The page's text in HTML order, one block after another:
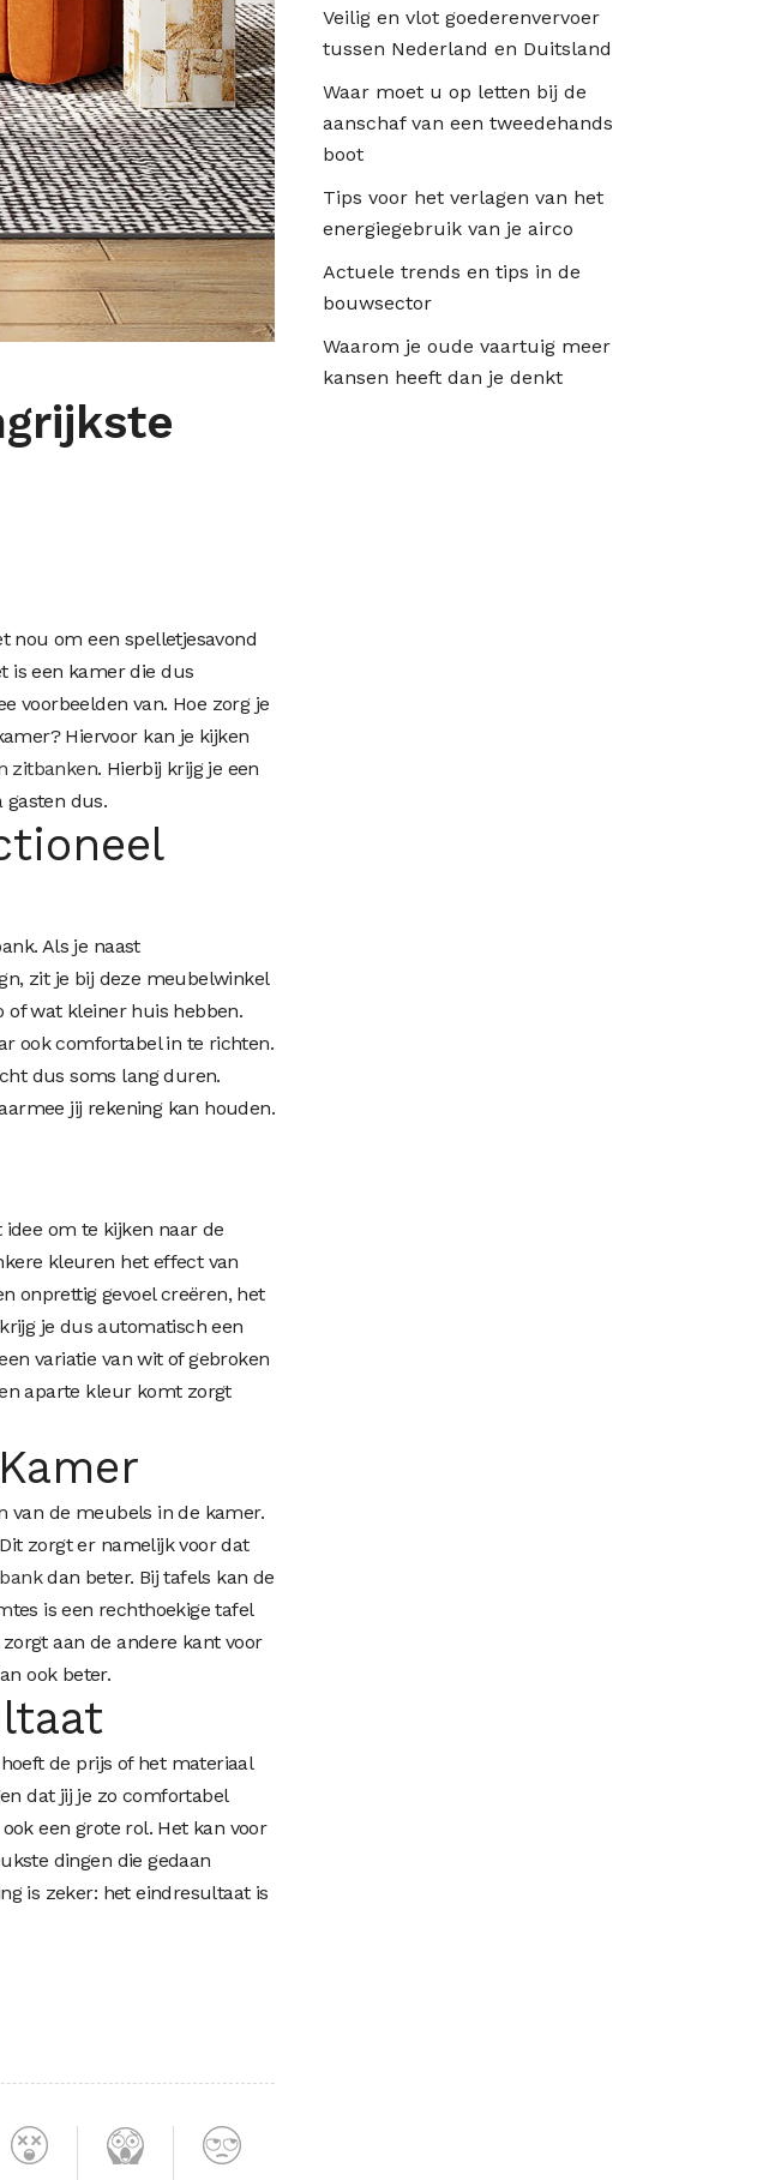
nou om een spelletjesavond
is een kamer die dus
voorbeelden van. Hoe zorg je
Hiervoor kan je kijken
zitbanken. Hierbij krijg je een
gasten dus.
Als je naast
zit je bij deze meubelwinkel
of wat kleiner huis hebben.
ook comfortabel in te richten.
dus soms lang duren.
jij rekening kan houden.
om te kijken naar de
kleuren het effect van
onprettig gevoel creëren, het
je dus automatisch een
variatie van wit of gebroken
aparte kleur komt zorgt
van de meubels in de kamer.
zorgt er namelijk voor dat
dan beter. Bij tafels kan de
is een rechthoekige tafel
aan de andere kant voor
ook beter.
de prijs of het materiaal
dat jij je zo comfortabel
een grote rol. Het kan voor
dingen die gedaan
is zeker: het eindresultaat is
Veilig en vlot goederenvervoer
tussen Nederland en Duitsland
Waar moet u op letten bij de
aanschaf van een tweedehands
boot
Tips voor het verlagen van het
energiegebruik van je airco
Actuele trends en tips in de
bouwsector
Waarom je oude vaartuig meer
kansen heeft dan je denkt